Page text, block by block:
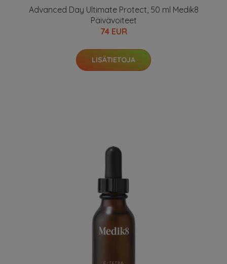
Advanced Day Ultimate Protect, 50 ml Medik8
Päivävoiteet
74 EUR
LISÄTIETOJA